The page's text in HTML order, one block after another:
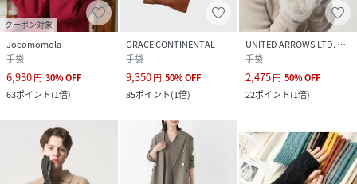
クーポン対象
Jocomomola
手袋
6,930円 30%OFF
63ポイント(1倍)
GRACE CONTINENTAL
手袋
9,350円 50%OFF
85ポイント(1倍)
UNITED ARROWS LTD. OUTLET
手袋
2,475円 50%OFF
22ポイント(1倍)